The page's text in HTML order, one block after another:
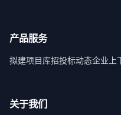
产品服务
拟建项目库招投标动态企业上
关于我们